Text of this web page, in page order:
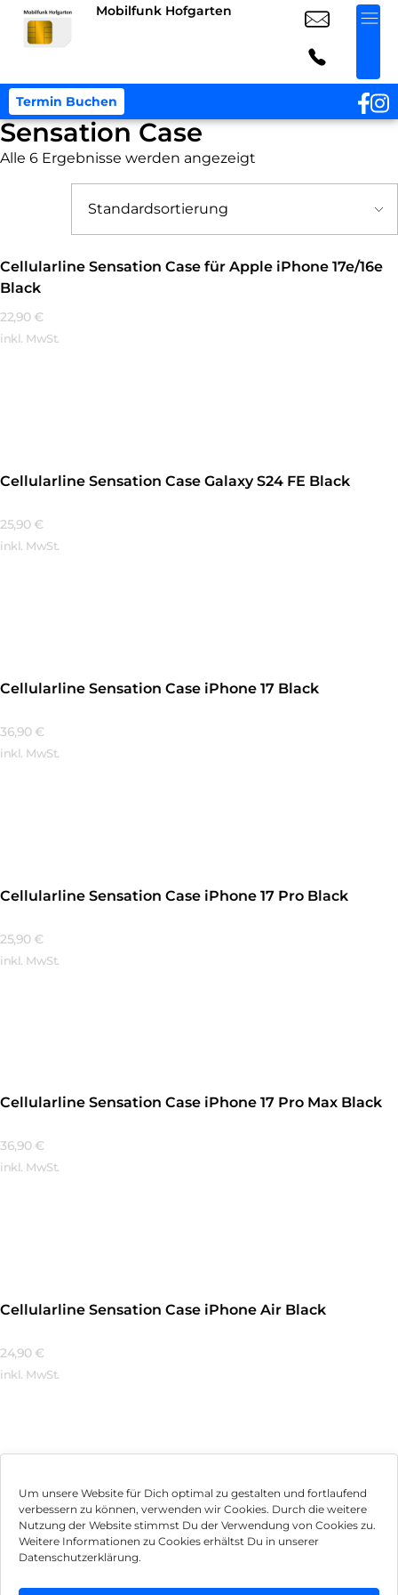
Um unsere Website für Dich optimal zu gestalten und fortlaufend
verbessern zu können, verwenden wir Cookies. Durch die weitere
Nutzung der Website stimmst Du der Verwendung von Cookies zu.
Weitere Informationen zu Cookies erhältst Du in unserer
Datenschutzerklärung.
Mobilfunk Hofgarten
Termin Buchen
Sensation Case
Alle 6 Ergebnisse werden angezeigt
Cellularline Sensation Case für Apple iPhone 17e/16e
Black
22,90 €
inkl. MwSt.
Cellularline Sensation Case Galaxy S24 FE Black
25,90 €
inkl. MwSt.
Cellularline Sensation Case iPhone 17 Black
36,90 €
inkl. MwSt.
Cellularline Sensation Case iPhone 17 Pro Black
25,90 €
inkl. MwSt.
Cellularline Sensation Case iPhone 17 Pro Max Black
36,90 €
inkl. MwSt.
Cellularline Sensation Case iPhone Air Black
24,90 €
inkl. MwSt.
Impressum